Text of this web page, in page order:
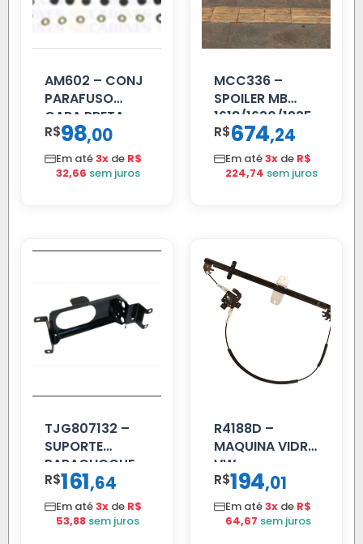
AM602 – CONJ
PARAFUSO
CARA PRETA
PARCIAL
R$98,00
Em até3x de R$
32,66 sem juros
MCC336 –
SPOILER MB
1618/1630/1935
04 FAR
C/BIGOD
R$674,24
Em até3x de R$
224,74 sem juros
TJG807132 –
SUPORTE
PARACHOQUE
VW 12.170 LD
R$161,64
Em até3x de R$
53,88 sem juros
R4188D –
MAQUINA VIDRO
VW
CONSTELLATION
MANUAL LD
R$194,01
Em até3x de R$
64,67 sem juros